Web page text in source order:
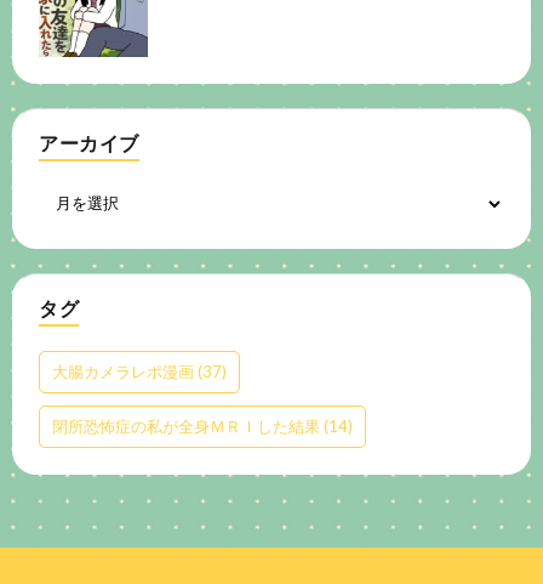
アーカイブ
タグ
大腸カメラレポ漫画(37)
閉所恐怖症の私が全身ＭＲＩした結果(14)